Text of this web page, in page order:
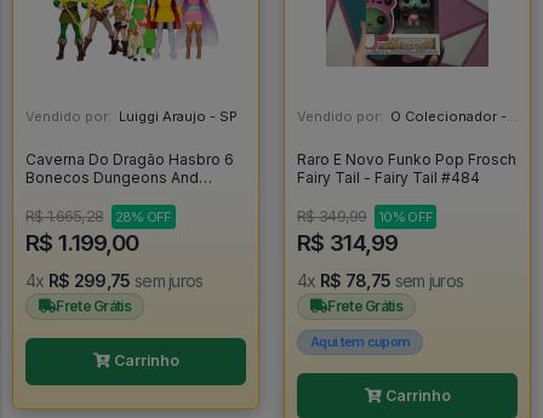
Vendido por: Luiggi Araujo - SP
Caverna Do Dragão Hasbro 6
Bonecos Dungeons And
Dragão
R$ 1.665,28 28% OFF
R$ 1.199,00
4x R$ 299,75 sem juros
Frete Grátis
Carrinho
Vendido por: O Colecionador - SP
Raro E Novo Funko Pop Frosch
Fairy Tail - Fairy Tail #484
R$ 349,99 10% OFF
R$ 314,99
4x R$ 78,75 sem juros
Frete Grátis
Aqui tem cupom
Carrinho